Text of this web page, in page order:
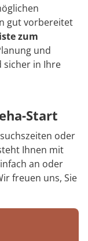
gut vorbereitet
zum
und
sicher in Ihre
Start
oder
Ihnen mit
an oder
freuen uns, Sie